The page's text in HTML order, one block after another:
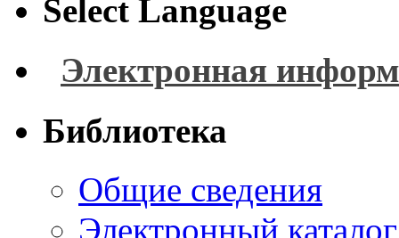
Select Language
Электронная
Библиотека
Общие сведения
Электронный